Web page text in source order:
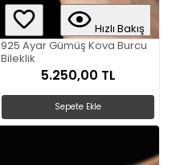
Hızlı Bakış
925 Ayar Gümüş Kova Burcu
Bileklik
5.250,00 TL
Sepete Ekle